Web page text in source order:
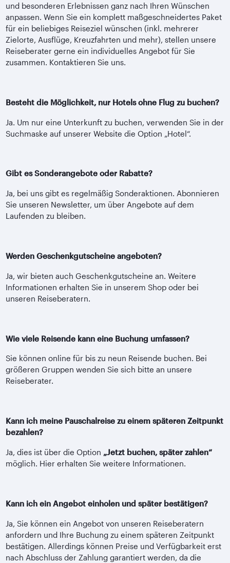
und besonderen Erlebnissen ganz nach Ihren Wünschen
anpassen. Wenn Sie ein komplett maßgeschneidertes Paket
für ein beliebiges Reiseziel wünschen (inkl. mehrerer
Zielorte, Ausflüge, Kreuzfahrten und mehr), stellen unsere
Reiseberater gerne ein individuelles Angebot für Sie
zusammen. Kontaktieren Sie uns.
Besteht die Möglichkeit, nur Hotels ohne Flug zu buchen?
Ja. Um nur eine Unterkunft zu buchen, verwenden Sie in der
Suchmaske auf unserer Website die Option „Hotel“.
Gibt es Sonderangebote oder Rabatte?
Ja, bei uns gibt es regelmäßig Sonderaktionen. Abonnieren
Sie unseren Newsletter, um über Angebote auf dem
Laufenden zu bleiben.
Werden Geschenkgutscheine angeboten?
Ja, wir bieten auch Geschenkgutscheine an. Weitere
Informationen erhalten Sie in unserem Shop oder bei
unseren Reiseberatern.
Wie viele Reisende kann eine Buchung umfassen?
Sie können online für bis zu neun Reisende buchen. Bei
größeren Gruppen wenden Sie sich bitte an unsere
Reiseberater.
Kann ich meine Pauschalreise zu einem späteren Zeitpunkt
bezahlen?
Ja, dies ist über die Option „Jetzt buchen, später zahlen“
möglich. Hier erhalten Sie weitere Informationen.
Kann ich ein Angebot einholen und später bestätigen?
Ja, Sie können ein Angebot von unseren Reiseberatern
anfordern und Ihre Buchung zu einem späteren Zeitpunkt
bestätigen. Allerdings können Preise und Verfügbarkeit erst
nach Abschluss der Zahlung garantiert werden, da die